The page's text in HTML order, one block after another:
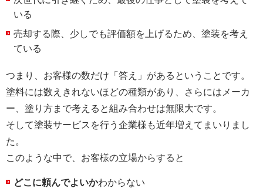
いる
売却する際、少しでも評価額を上げるため、塗装を考え
ている
つまり、お客様の数だけ「答え」があるということです。
塗料には数えきれないほどの種類があり、さらにはメーカ
ー、塗り方まで考えると組み合わせは無限大です。
そして塗装サービスを行う企業様も近年増えてまいりまし
た。
このような中で、お客様の立場からすると
どこに頼んでよいかわからない